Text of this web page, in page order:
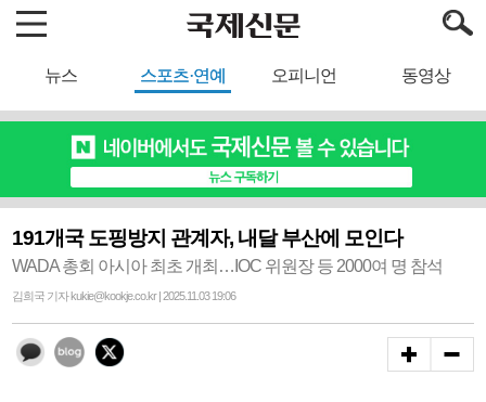
뉴스 스포츠·연예 오피니언 동영상
191개국 도핑방지 관계자, 내달 부산에 모인다
WADA 총회 아시아 최초 개최…IOC 위원장 등 2000여 명 참석
김희국 기자 kukie@kookje.co.kr | 2025.11.03 19:06